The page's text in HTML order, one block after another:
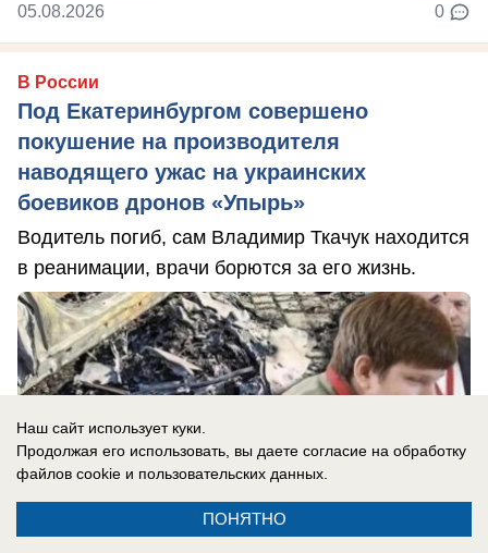
05.08.2026 0
В России
Под Екатеринбургом совершено
покушение на производителя
наводящего ужас на украинских
боевиков дронов «Упырь»
Водитель погиб, сам Владимир Ткачук находится
в реанимации, врачи борются за его жизнь.
Наш сайт использует куки.
Продолжая его использовать, вы даете согласие на обработку
файлов cookie и пользовательских данных.
ПОНЯТНО